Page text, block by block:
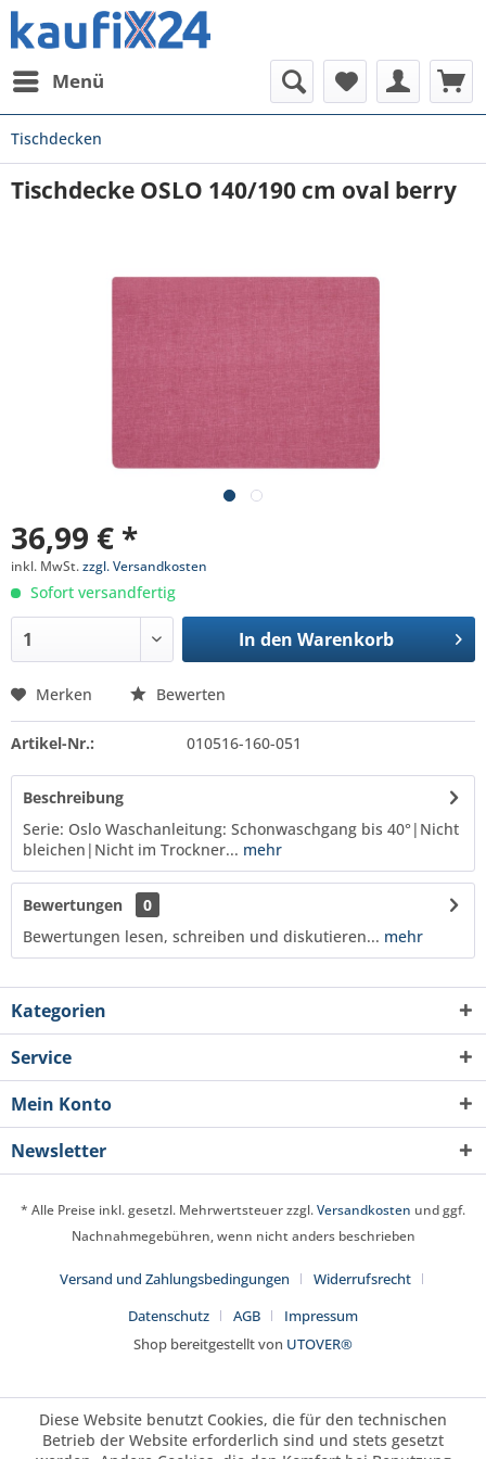
Menü
Tischdecken
Tischdecke OSLO 140/190 cm oval berry
36,99 € *
inkl. MwSt.zzgl. Versandkosten
Sofort versandfertig
In den Warenkorb
Merken Bewerten
Artikel-Nr.: 010516-160-051
Beschreibung
Serie: Oslo Waschanleitung: Schonwaschgang bis 40°|Nicht
bleichen|Nicht im Trockner... mehr
Bewertungen
0
Bewertungen lesen, schreiben und diskutieren... mehr
Kategorien
Service
Mein Konto
Newsletter
* Alle Preise inkl. gesetzl. Mehrwertsteuer zzgl.Versandkosten und ggf.
Nachnahmegebühren, wenn nicht anders beschrieben
Versand und Zahlungsbedingungen
Widerrufsrecht
Datenschutz
AGB
Impressum
Shop bereitgestellt von UTOVER®
Diese Website benutzt Cookies, die für den technischen
Betrieb der Website erforderlich sind und stets gesetzt